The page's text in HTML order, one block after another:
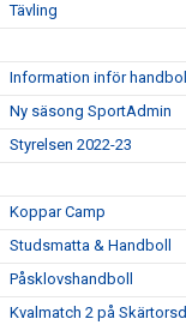
Tävling
Information inför
Ny säsong SportAdmin
Styrelsen 2022-23
Koppar Camp
Studsmatta & Handboll
Påsklovshandboll
Kvalmatch 2 på